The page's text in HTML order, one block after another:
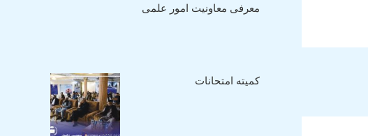
معرفی معاونیت امور علمی
کمیته امتحانات